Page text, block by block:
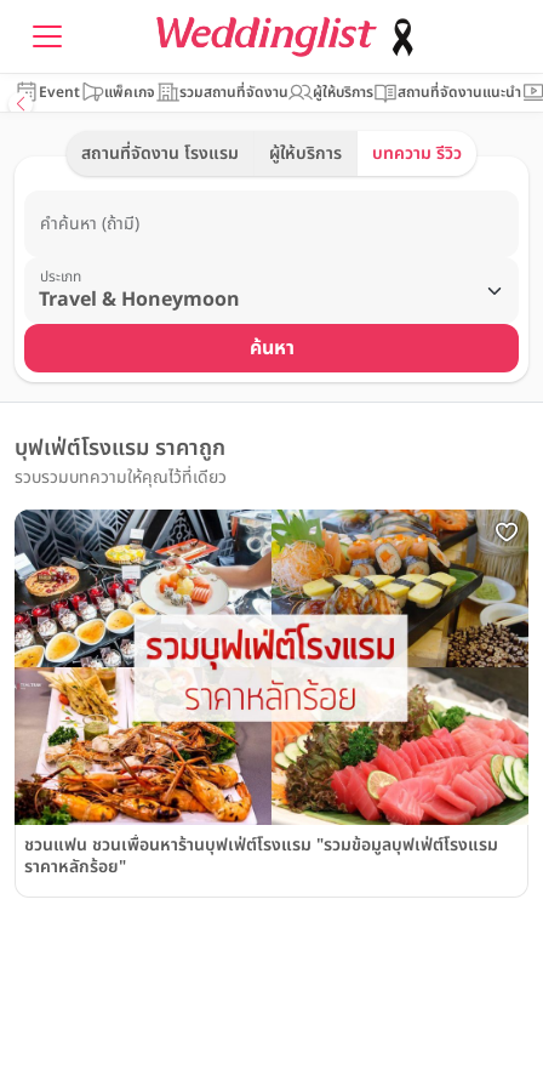
Event แพ็คเกจ รวมสถานที่จัดงาน ผู้ให้บริการ สถานที่จัดงานแนะนำ
สถานที่จัดงาน โรงแรม ผู้ให้บริการ บทความ รีวิว
คำค้นหา (ถ้ามี)
ประเภท
ค้นหา
บุฟเฟ่ต์โรงแรม ราคาถูก
รวบรวมบทความให้คุณไว้ที่เดียว
ชวนแฟน ชวนเพื่อนหาร้านบุฟเฟ่ต์โรงแรม "รวมข้อมูลบุฟเฟ่ต์โรงแรม
ราคาหลักร้อย"